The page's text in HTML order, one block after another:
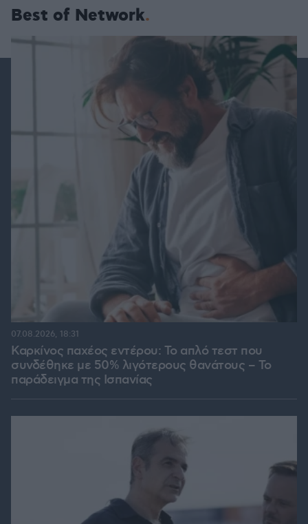
Best of Network
Καρκίνος παχέος εντέρου: Το απλό τεστ που
συνδέθηκε με 50% λιγότερους θανάτους – Το
παράδειγμα της Ισπανίας
07.08.2026, 18:31